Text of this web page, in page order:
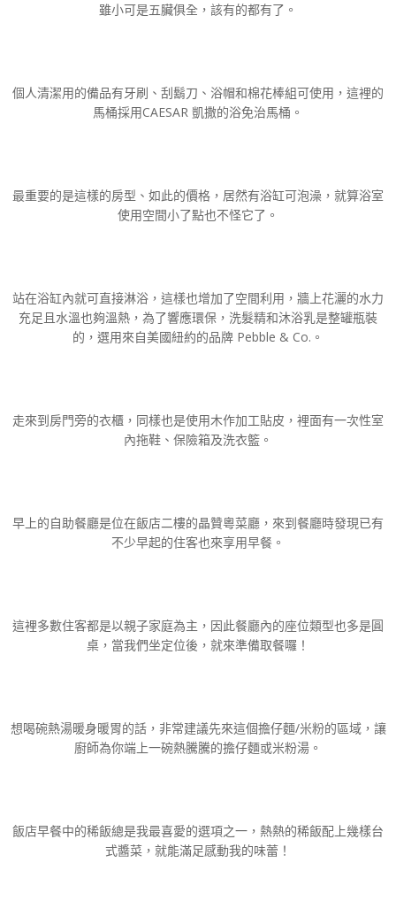
雖小可是五臟俱全，該有的都有了。
個人清潔用的備品有牙刷、刮鬍刀、浴帽和棉花棒組可使用，這裡的
馬桶採用CAESAR 凱撒的浴免治馬桶。
最重要的是這樣的房型、如此的價格，居然有浴缸可泡澡，就算浴室
使用空間小了點也不怪它了。
站在浴缸內就可直接淋浴，這樣也增加了空間利用，牆上花灑的水力
充足且水溫也夠溫熱，為了響應環保，洗髮精和沐浴乳是整罐瓶裝
的，選用來自美國紐約的品牌 Pebble & Co.。
走來到房門旁的衣櫃，同樣也是使用木作加工貼皮，裡面有一次性室
內拖鞋、保險箱及洗衣籃。
早上的自助餐廳是位在飯店二樓的晶贊粵菜廳，來到餐廳時發現已有
不少早起的住客也來享用早餐。
這裡多數住客都是以親子家庭為主，因此餐廳內的座位類型也多是圓
桌，當我們坐定位後，就來準備取餐囉！
想喝碗熱湯暖身暖胃的話，非常建議先來這個擔仔麵/米粉的區域，讓
廚師為你端上一碗熱騰騰的擔仔麵或米粉湯。
飯店早餐中的稀飯總是我最喜愛的選項之一，熱熱的稀飯配上幾樣台
式醬菜，就能滿足感動我的味蕾！